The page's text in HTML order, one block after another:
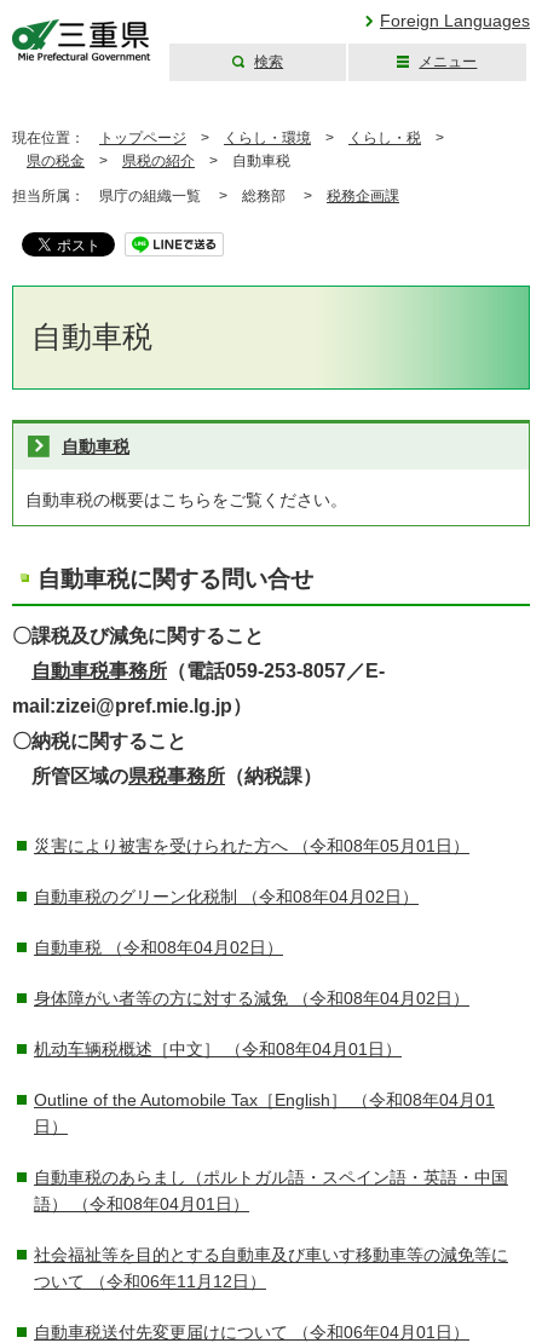
Foreign Languages
検索 メニュー
現在位置： トップページ > くらし・環境 > くらし・税 >
県の税金 > 県税の紹介 > 自動車税
担当所属： 県庁の組織一覧 > 総務部 > 税務企画課
自動車税
自動車税
自動車税の概要はこちらをご覧ください。
自動車税に関する問い合せ
〇課税及び減免に関すること
自動車税事務所 （電話059-253-8057／E-
mail:zizei@pref.mie.lg.jp）
〇納税に関すること
所管区域の県税事務所 （納税課）
災害により被害を受けられた方へ （令和08年05月01日）
自動車税のグリーン化税制 （令和08年04月02日）
自動車税 （令和08年04月02日）
身体障がい者等の方に対する減免 （令和08年04月02日）
机动车辆税概述［中文］ （令和08年04月01日）
Outline of the Automobile Tax［English］
（令和08年04月01
日）
自動車税のあらまし（ポルトガル語・スペイン語・英語・中国
語）
（令和08年04月01日）
社会福祉等を目的とする自動車及び車いす移動車等の減免等に
ついて （令和06年11月12日）
自動車税送付先変更届けについて （令和06年04月01日）